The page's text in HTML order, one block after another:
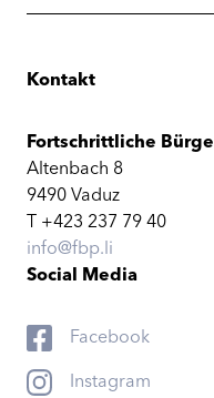
Kontakt
Fortschrittliche
Altenbach 8
9490 Vaduz
T +423 237 79 40
info@fbp.li
Social Media
Facebook
Instagram